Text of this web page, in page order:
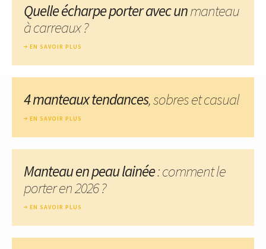
Quelle écharpe porter avec unmanteau
à carreaux ?
EN SAVOIR PLUS
4 manteaux tendances, sobres et casual
EN SAVOIR PLUS
Manteau en peau lainée: comment le
porter en 2026 ?
EN SAVOIR PLUS